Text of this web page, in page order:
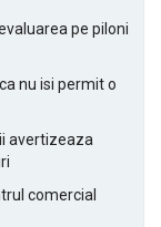
pe piloni
nu isi permit o
avertizeaza
comercial